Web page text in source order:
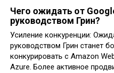
Чего ожидать от
руководством Грин?
Усиление конкуренции:
руководством Грин станет
конкурировать с Amazon
Azure. Более активное